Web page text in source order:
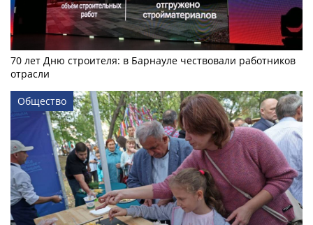
70 лет Дню строителя: в Барнауле чествовали работников
отрасли
Общество